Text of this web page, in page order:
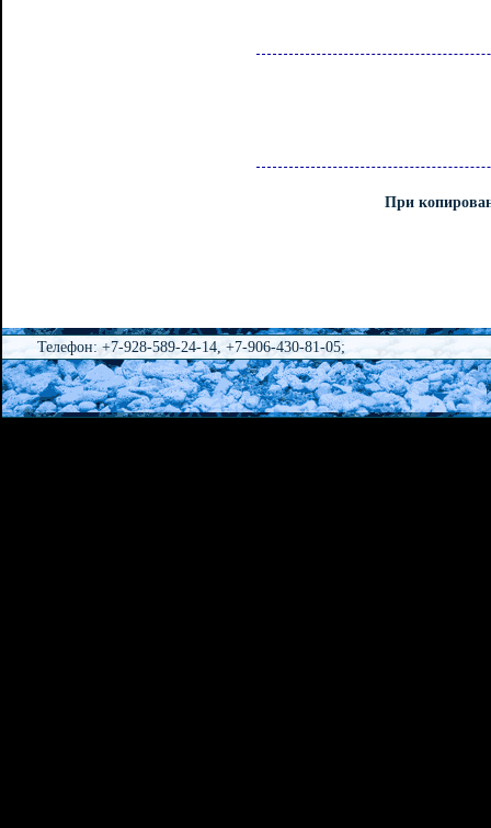
При
Телефон: +7-928-589-24-14, +7-906-430-81-05;